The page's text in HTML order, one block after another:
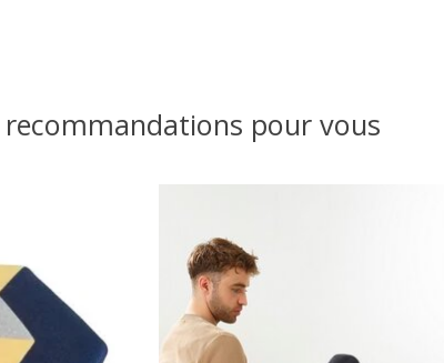
recommandations pour vous